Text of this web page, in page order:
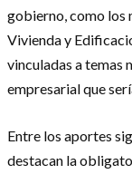
gobierno, como los
Vivienda y
vinculadas a temas
empresarial que
Entre los aportes
destacan la